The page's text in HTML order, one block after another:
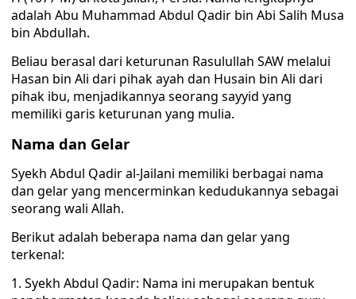
adalah Abu Muhammad Abdul Qadir bin Abi Salih Musa
bin Abdullah.
Beliau berasal dari keturunan Rasulullah SAW melalui
Hasan bin Ali dari pihak ayah dan Husain bin Ali dari
pihak ibu, menjadikannya seorang sayyid yang
memiliki garis keturunan yang mulia.
Nama dan Gelar
Syekh Abdul Qadir al-Jailani memiliki berbagai nama
dan gelar yang mencerminkan kedudukannya sebagai
seorang wali Allah.
Berikut adalah beberapa nama dan gelar yang
terkenal:
Syekh Abdul Qadir: Nama ini merupakan bentuk